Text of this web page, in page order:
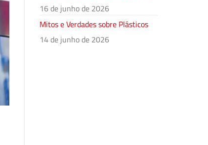
16 de junho de 2026
Mitos e Verdades sobre Plásticos
14 de junho de 2026